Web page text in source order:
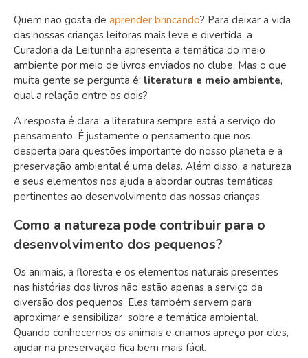
Quem não gosta de aprender brincando? Para deixar a vida
das nossas crianças leitoras mais leve e divertida, a
Curadoria da Leiturinha apresenta a temática do meio
ambiente por meio de livros enviados no clube. Mas o que
muita gente se pergunta é: literatura e meio ambiente,
qual a relação entre os dois?
A resposta é clara: a literatura sempre está a serviço do
pensamento. É justamente o pensamento que nos
desperta para questões importante do nosso planeta e a
preservação ambiental é uma delas. Além disso, a natureza
e seus elementos nos ajuda a abordar outras temáticas
pertinentes ao desenvolvimento das nossas crianças.
Como a natureza pode contribuir para o
desenvolvimento dos pequenos?
Os animais, a floresta e os elementos naturais presentes
nas histórias dos livros não estão apenas a serviço da
diversão dos pequenos. Eles também servem para
aproximar e sensibilizar sobre a temática ambiental.
Quando conhecemos os animais e criamos apreço por eles,
ajudar na preservação fica bem mais fácil.